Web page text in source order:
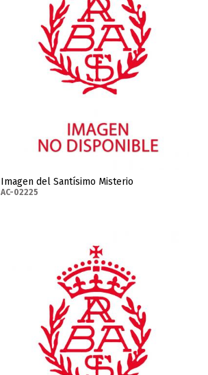
Imagen del Santísimo Misterio
AC-02225